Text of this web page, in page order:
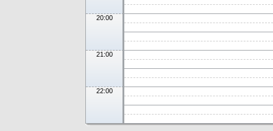
20:00
21:00
22:00